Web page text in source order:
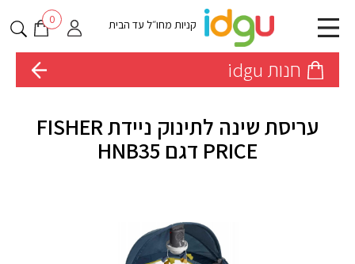
קניות מחו״ל עד הבית 0
חנות idgu
עריסת שינה לתינוק ניידת FISHER
PRICE דגם HNB35